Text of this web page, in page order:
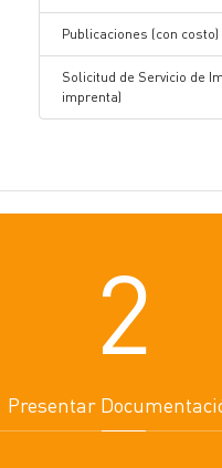
Publicaciones (con
Solicitud de Servicio de
imprenta)
2
Presentar